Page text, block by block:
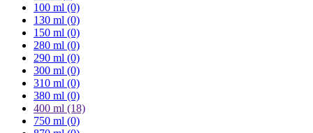
100 ml (0)
130 ml (0)
150 ml (0)
280 ml (0)
290 ml (0)
300 ml (0)
310 ml (0)
380 ml (0)
400 ml (18)
750 ml (0)